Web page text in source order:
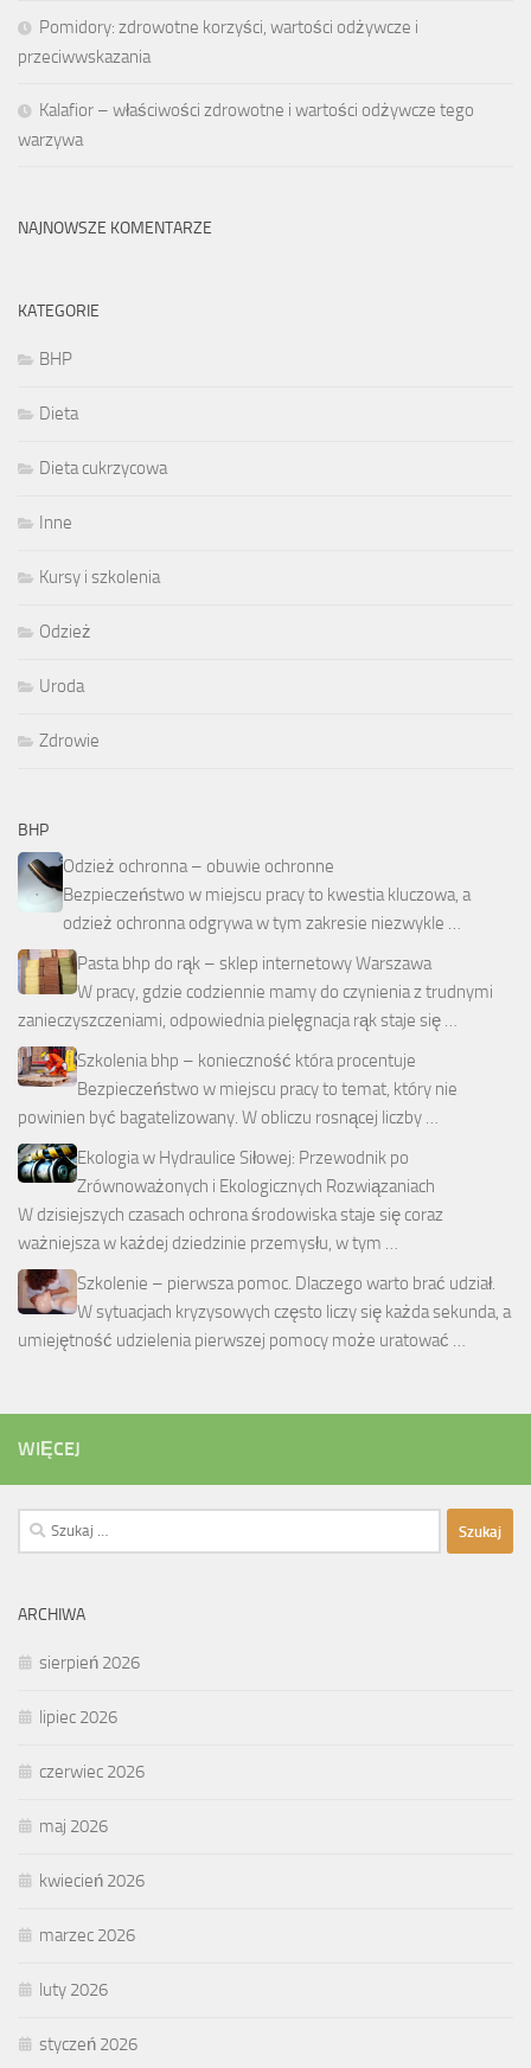
Pomidory: zdrowotne korzyści, wartości odżywcze i
przeciwwskazania
Kalafior – właściwości zdrowotne i wartości odżywcze tego
warzywa
NAJNOWSZE KOMENTARZE
KATEGORIE
BHP
Dieta
Dieta cukrzycowa
Inne
Kursy i szkolenia
Odzież
Uroda
Zdrowie
BHP
Odzież ochronna – obuwie ochronne
Bezpieczeństwo w miejscu pracy to kwestia kluczowa, a
odzież ochronna odgrywa w tym zakresie niezwykle …
Pasta bhp do rąk – sklep internetowy Warszawa
W pracy, gdzie codziennie mamy do czynienia z trudnymi
zanieczyszczeniami, odpowiednia pielęgnacja rąk staje się …
Szkolenia bhp – konieczność która procentuje
Bezpieczeństwo w miejscu pracy to temat, który nie
powinien być bagatelizowany. W obliczu rosnącej liczby …
Ekologia w Hydraulice Siłowej: Przewodnik po
Zrównoważonych i Ekologicznych Rozwiązaniach
W dzisiejszych czasach ochrona środowiska staje się coraz
ważniejsza w każdej dziedzinie przemysłu, w tym …
Szkolenie – pierwsza pomoc. Dlaczego warto brać udział.
W sytuacjach kryzysowych często liczy się każda sekunda, a
umiejętność udzielenia pierwszej pomocy może uratować …
WIĘCEJ
Szukaj:
ARCHIWA
sierpień 2026
lipiec 2026
czerwiec 2026
maj 2026
kwiecień 2026
marzec 2026
luty 2026
styczeń 2026